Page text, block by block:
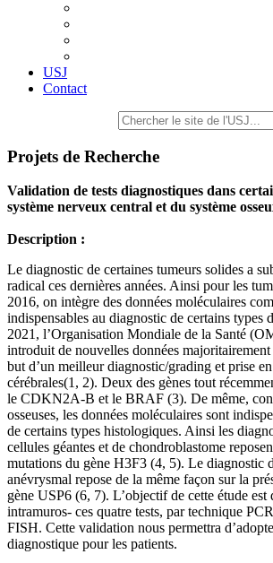
USJ
Contact
Projets de Recherche
Validation de tests diagnostiques dans
système nerveux central et du système
Description :
Le diagnostic de certaines tumeurs solides a
radical ces dernières années. Ainsi pour les
2016, on intègre des données moléculaires
indispensables au diagnostic de certains types
2021, l’Organisation Mondiale de la Santé
introduit de nouvelles données
but d’un meilleur diagnostic/grading et prise
cérébrales(1, 2). Deux des gènes tout
le CDKN2A-B et le BRAF (3). De même,
osseuses, les données moléculaires sont
de certains types histologiques. Ainsi les
cellules géantes et de chondroblastome
mutations du gène H3F3 (4, 5). Le diagnostic
anévrysmal repose de la même façon sur la
gène USP6 (6, 7). L’objectif de cette étude
intramuros- ces quatre tests, par technique
FISH. Cette validation nous permettra
diagnostique pour les patients.